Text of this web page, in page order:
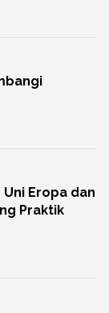
Eropa dan
Praktik